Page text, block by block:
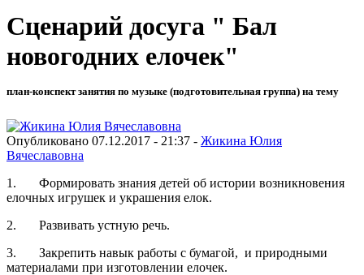
Сценарий досуга " Бал
новогодних елочек"
план-конспект занятия по музыке (подготовительная группа) на тему
Опубликовано 07.12.2017 - 21:37 - Жикина Юлия
Вячеславовна
1. Формировать знания детей об истории возникновения
елочных игрушек и украшения елок.
2. Развивать устную речь.
3. Закрепить навык работы с бумагой, и природными
материалами при изготовлении елочек.